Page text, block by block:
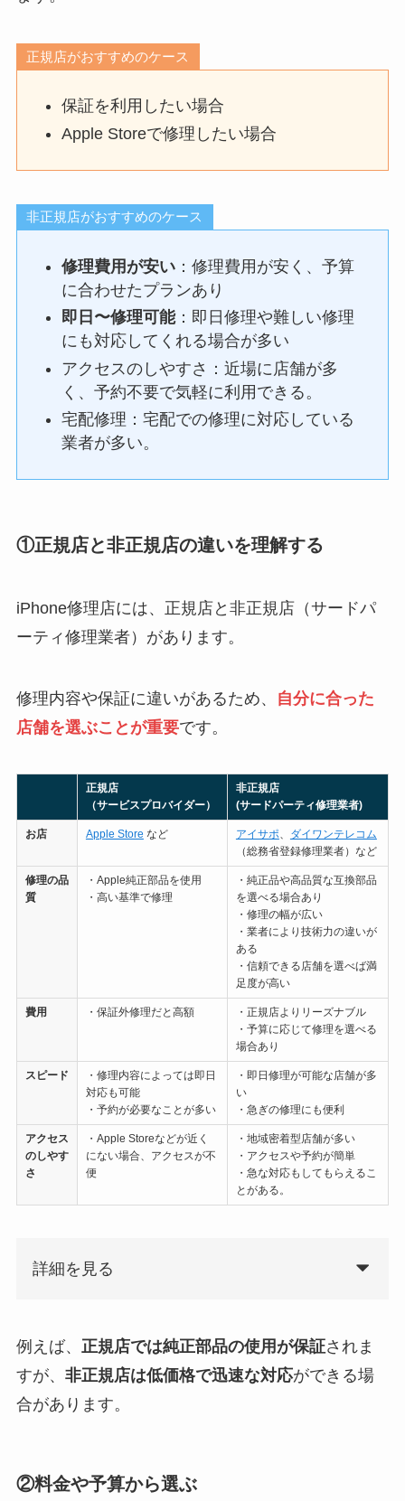
正規店がおすすめのケース
保証を利用したい場合
Apple Storeで修理したい場合
非正規店がおすすめのケース
修理費用が安い ：修理費用が安く、予算
に合わせたプランあり
即日〜修理可能：即日修理や難しい修理
にも対応してくれる場合が多い
アクセスのしやすさ：近場に店舗が多
く、予約不要で気軽に利用できる。
宅配修理：宅配での修理に対応している
業者が多い。
①正規店と非正規店の違いを理解する
iPhone修理店には、正規店と非正規店（サードパ
ーティ修理業者）があります。
修理内容や保証に違いがあるため、
自分に合った
店舗を選ぶことが重要です。
正規店
（サービスプロバイダー）
非正規店
(サードパーティ修理業者)
お店 Apple Store など アイサポ、 ダイワンテレコム
（総務省登録修理業者）など
修理の品
質
・Apple純正部品を使用
・高い基準で修理
・純正品や高品質な互換部品
を選べる場合あり
・修理の幅が広い
・業者により技術力の違いが
ある
・信頼できる店舗を選べば満
足度が高い
費用 ・保証外修理だと高額
・正規店よりリーズナブル
・予算に応じて修理を選べる
場合あり
スピード
・修理内容によっては即日
対応も可能
・予約が必要なことが多い
・即日修理が可能な店舗が多
い
・急ぎの修理にも便利
アクセス
のしやす
さ
・Apple Storeなどが近く
にない場合、アクセスが不
便
・地域密着型店舗が多い
・アクセスや予約が簡単
・急な対応もしてもらえるこ
とがある。
詳細を見る
例えば、 正規店では純正部品の使用が保証されま
すが、 非正規店は低価格で迅速な対応ができる場
合があります。
②料金や予算から選ぶ